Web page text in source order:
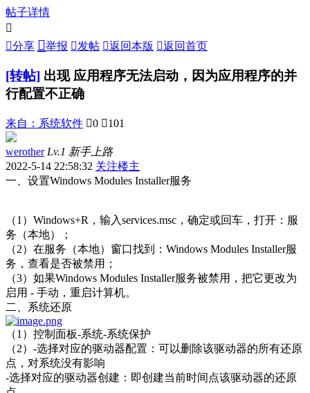
帖子详情

分享 举报 发帖 返回本版 返回首页
[转帖] 出现 应用程序无法启动，因为应用程序的并
行配置不正确
来自： 系统软件 0 101
werother Lv.1 新手上路
2022-5-14 22:58:32 关注楼主
一、设置Windows Modules Installer服务
（1）Windows+R，输入services.msc，确定或回车，打开：服
务（本地）；
（2）在服务（本地）窗口找到：Windows Modules Installer服
务，查看是否被禁用；
（3）如果Windows Modules Installer服务被禁用，把它更改为
启用 - 手动，重启计算机。
二、系统还原
（1）控制面板-系统-系统保护
（2）-选择对应的驱动器配置：可以删除该驱动器的所有还原
点，对系统没有影响
-选择对应的驱动器创建：即创建当前时间点该驱动器的还原